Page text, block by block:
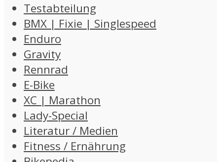
Testabteilung
BMX | Fixie | Singlespeed
Enduro
Gravity
Rennrad
E-Bike
XC | Marathon
Lady-Special
Literatur / Medien
Fitness / Ernährung